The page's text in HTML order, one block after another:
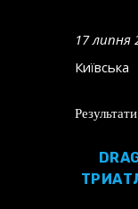
17 липня
Київська